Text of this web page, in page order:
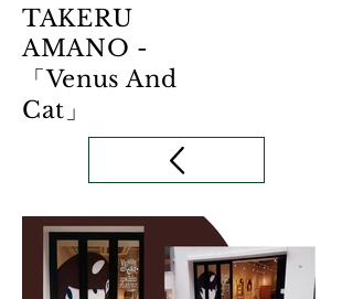
TAKERU
AMANO -
「Venus And
Cat」